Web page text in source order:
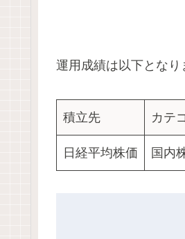
運用成績は以下となり
積立先 カテ
日経平均株価 国内